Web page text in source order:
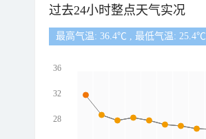
过去24小时整点天气实况
最高气温: 36.4℃ , 最低气温: 25.4℃
36
32
28